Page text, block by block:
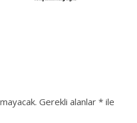
Gerekli alanlar * ile